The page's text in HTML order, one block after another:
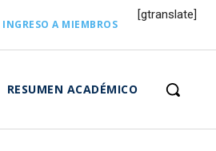
INGRESO A MIEMBROS
[gtranslate]
RESUMEN ACADÉMICO